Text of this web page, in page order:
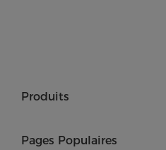
Produits
Pages Populaires